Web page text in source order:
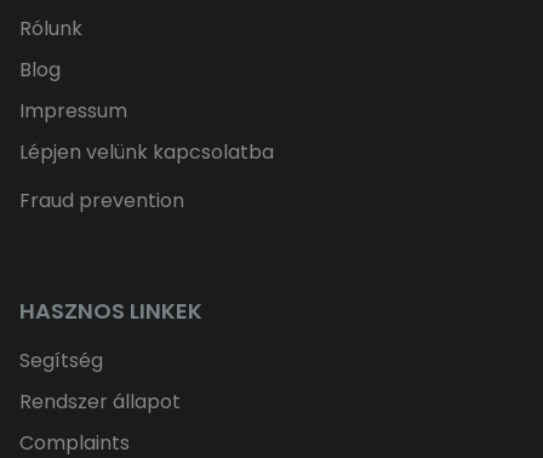
Rólunk
Blog
Impressum
Lépjen velünk kapcsolatba
Fraud prevention
HASZNOS LINKEK
Segítség
Rendszer állapot
Complaints